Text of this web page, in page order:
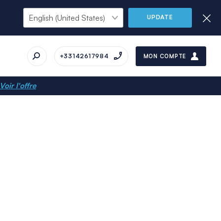
UPDATE
+33142617984 MON COMPTE
Voir l'offre